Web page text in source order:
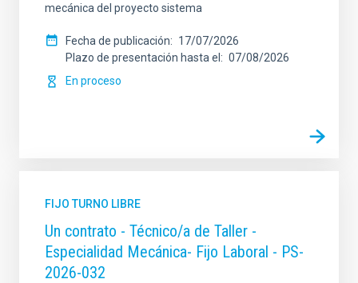
mecánica del proyecto sistema
Fecha de publicación
17/07/2026
Plazo de presentación hasta el
07/08/2026
En proceso
FIJO TURNO LIBRE
Un contrato - Técnico/a de Taller -
Especialidad Mecánica- Fijo Laboral - PS-
2026-032